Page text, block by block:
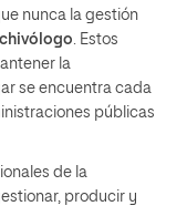
nunca la gestión
. Estos
la
se encuentra cada
públicas
de la
producir y